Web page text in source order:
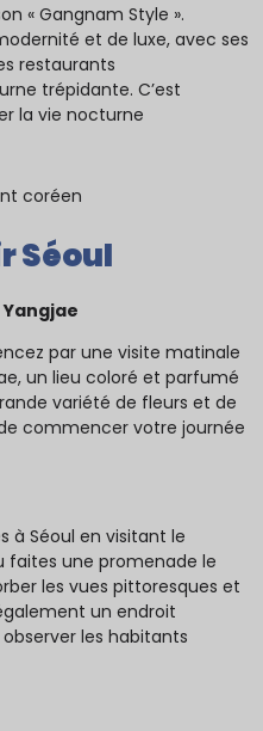
« Gangnam Style ».
et de luxe, avec ses
restaurants
trépidante. C’est
la vie nocturne
Séoul
par une visite matinale
un lieu coloré et parfumé
variété de fleurs et de
commencer votre journée
à Séoul en visitant le
faites une promenade le
les vues pittoresques et
un endroit
les habitants